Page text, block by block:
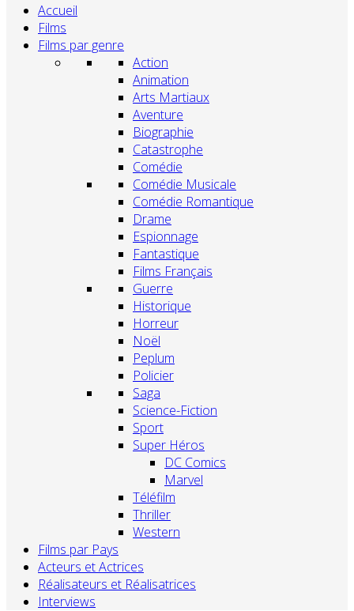
Accueil
Films
Films par genre
Action
Animation
Arts Martiaux
Aventure
Biographie
Catastrophe
Comédie
Comédie Musicale
Comédie Romantique
Drame
Espionnage
Fantastique
Films Français
Guerre
Historique
Horreur
Noël
Peplum
Policier
Saga
Science-Fiction
Sport
Super Héros
DC Comics
Marvel
Téléfilm
Thriller
Western
Films par Pays
Acteurs et Actrices
Réalisateurs et Réalisatrices
Interviews